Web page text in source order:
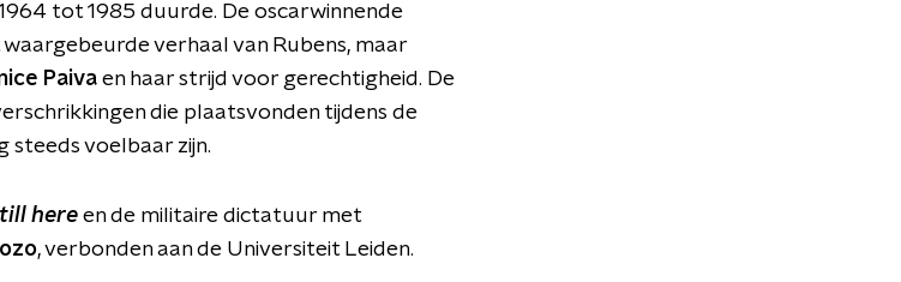
1964 tot 1985 duurde. De oscarwinnende
verhaal van Rubens, maar
Paiva en haar strijd voor gerechtigheid. De
die plaatsvonden tijdens de
steeds voelbaar zijn.
here en de militaire dictatuur met
, verbonden aan de Universiteit Leiden.